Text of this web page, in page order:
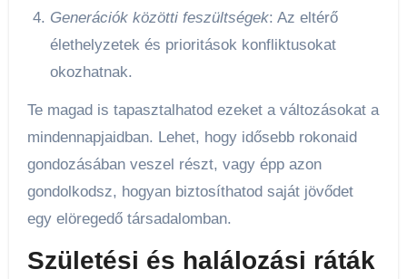
Generációk közötti feszültségek: Az eltérő
élethelyzetek és prioritások konfliktusokat
okozhatnak.
Te magad is tapasztalhatod ezeket a változásokat a
mindennapjaidban. Lehet, hogy idősebb rokonaid
gondozásában veszel részt, vagy épp azon
gondolkodsz, hogyan biztosíthatod saját jövődet
egy elöregedő társadalomban.
Születési és halálozási ráták